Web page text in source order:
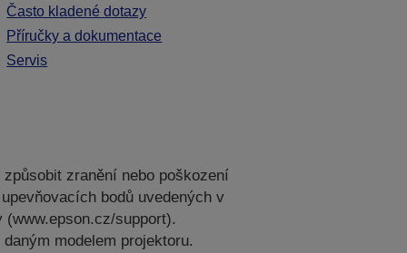
Často kladené dotazy
Příručky a dokumentace
Servis
zranění nebo poškození
bodů uvedených v
support).
modelem projektoru.